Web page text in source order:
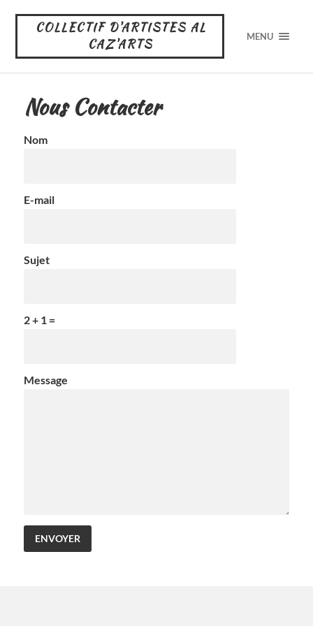
COLLECTIF D'ARTISTES AL
CAZ'ARTS
MENU
Nous Contacter
Nom
E-mail
Sujet
2 + 1 =
Message
ENVOYER